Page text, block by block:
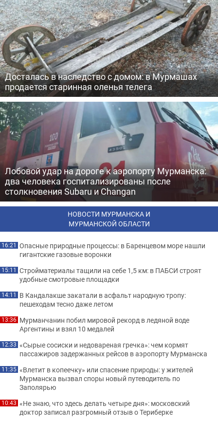
Досталась в наследство с домом: в Мурмашах
продается старинная оленья телега
Лобовой удар на дороге к аэропорту Мурманска:
два человека госпитализированы после
столкновения Subaru и Changan
НОВОСТИ МУРМАНСКА И
МУРМАНСКОЙ ОБЛАСТИ
16:21 Опасные природные процессы: в Баренцевом море нашли
гигантские газовые воронки
15:11 Стройматериалы тащили на себе 1,5 км: в ПАБСИ строят
удобные смотровые площадки
14:11 В Кандалакше закатали в асфальт народную тропу:
пешеходам тесно даже летом
13:36 Мурманчанин побил мировой рекорд в ледяной воде
Аргентины и взял 10 медалей
12:33 «Сырые сосиски и недовареная гречка»: чем кормят
пассажиров задержанных рейсов в аэропорту Мурманска
11:35 «Влетит в копеечку» или спасение природы: у жителей
Мурманска вызвал споры новый путеводитель по
Заполярью
10:43 «Не знаю, что здесь делать четыре дня»: московский
доктор записал разгромный отзыв о Териберке